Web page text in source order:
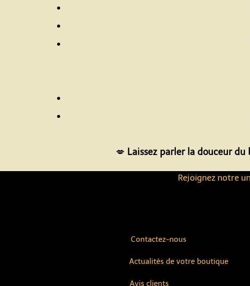
Contactez-nous
Actualités de votre boutique
Avis clients
Rejoignez notre
💋 Laissez parler la douceur